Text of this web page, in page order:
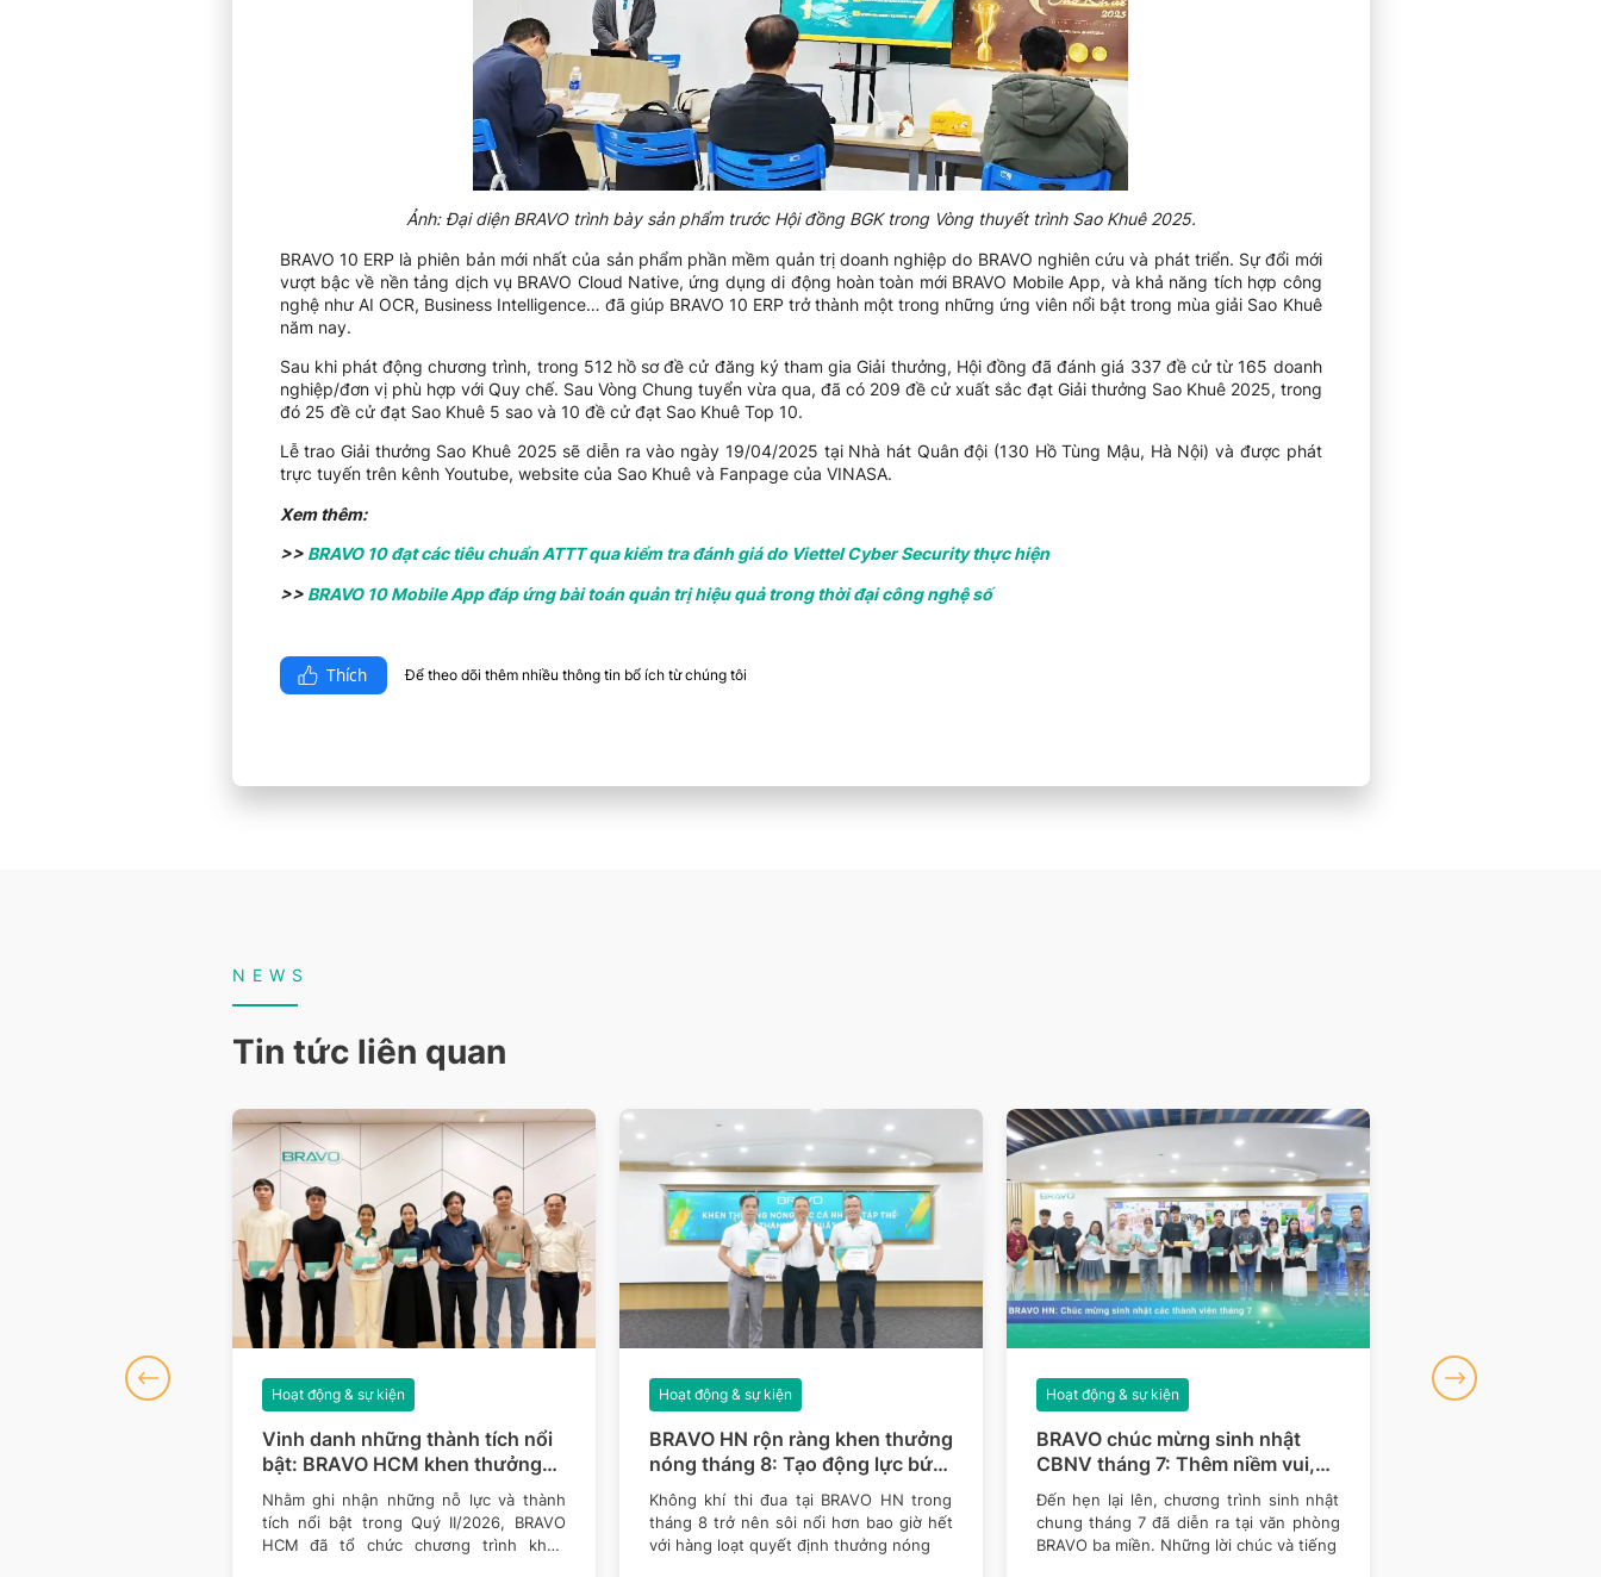
Ảnh: Đại diện BRAVO trình bày sản phẩm trước Hội đồng BGK trong Vòng thuyết trình Sao Khuê 2025.
BRAVO 10 ERP là phiên bản mới nhất của sản phẩm phần mềm quản trị doanh nghiệp do BRAVO nghiên cứu và phát triển. Sự đổi mới
vượt bậc về nền tảng dịch vụ BRAVO Cloud Native, ứng dụng di động hoàn toàn mới BRAVO Mobile App, và khả năng tích hợp công
nghệ như AI OCR, Business Intelligence… đã giúp BRAVO 10 ERP trở thành một trong những ứng viên nổi bật trong mùa giải Sao Khuê
năm nay.
Sau khi phát động chương trình, trong 512 hồ sơ đề cử đăng ký tham gia Giải thưởng, Hội đồng đã đánh giá 337 đề cử từ 165 doanh
nghiệp/đơn vị phù hợp với Quy chế. Sau Vòng Chung tuyển vừa qua, đã có 209 đề cử xuất sắc đạt Giải thưởng Sao Khuê 2025, trong
đó 25 đề cử đạt Sao Khuê 5 sao và 10 đề cử đạt Sao Khuê Top 10.
Lễ trao Giải thưởng Sao Khuê 2025 sẽ diễn ra vào ngày 19/04/2025 tại Nhà hát Quân đội (130 Hồ Tùng Mậu, Hà Nội) và được phát
trực tuyến trên kênh Youtube, website của Sao Khuê và Fanpage của VINASA.
Xem thêm:
>> BRAVO 10 đạt các tiêu chuẩn ATTT qua kiểm tra đánh giá do Viettel Cyber Security thực hiện
>> BRAVO 10 Mobile App đáp ứng bài toán quản trị hiệu quả trong thời đại công nghệ số
Thích Để theo dõi thêm nhiều thông tin bổ ích từ chúng tôi​
NEWS
Tin tức liên quan
Vinh danh những thành tích nổi
bật: BRAVO HCM khen thưởng
Quý II/2026
Hoạt động & sự kiện
Nhằm ghi nhận những nỗ lực và thành
tích nổi bật trong Quý II/2026, BRAVO
HCM đã tổ chức chương trình khen
BRAVO HN rộn ràng khen thưởng
nóng tháng 8: Tạo động lực bứt
phá mục tiêu năm 2026
Hoạt động & sự kiện
Không khí thi đua tại BRAVO HN trong
tháng 8 trở nên sôi nổi hơn bao giờ hết
với hàng loạt quyết định thưởng nóng
BRAVO chúc mừng sinh nhật
CBNV tháng 7: Thêm niềm vui,
thêm gắn kết
Hoạt động & sự kiện
Đến hẹn lại lên, chương trình sinh nhật
chung tháng 7 đã diễn ra tại văn phòng
BRAVO ba miền. Những lời chúc và tiếng
Hoạt động & sự kiện